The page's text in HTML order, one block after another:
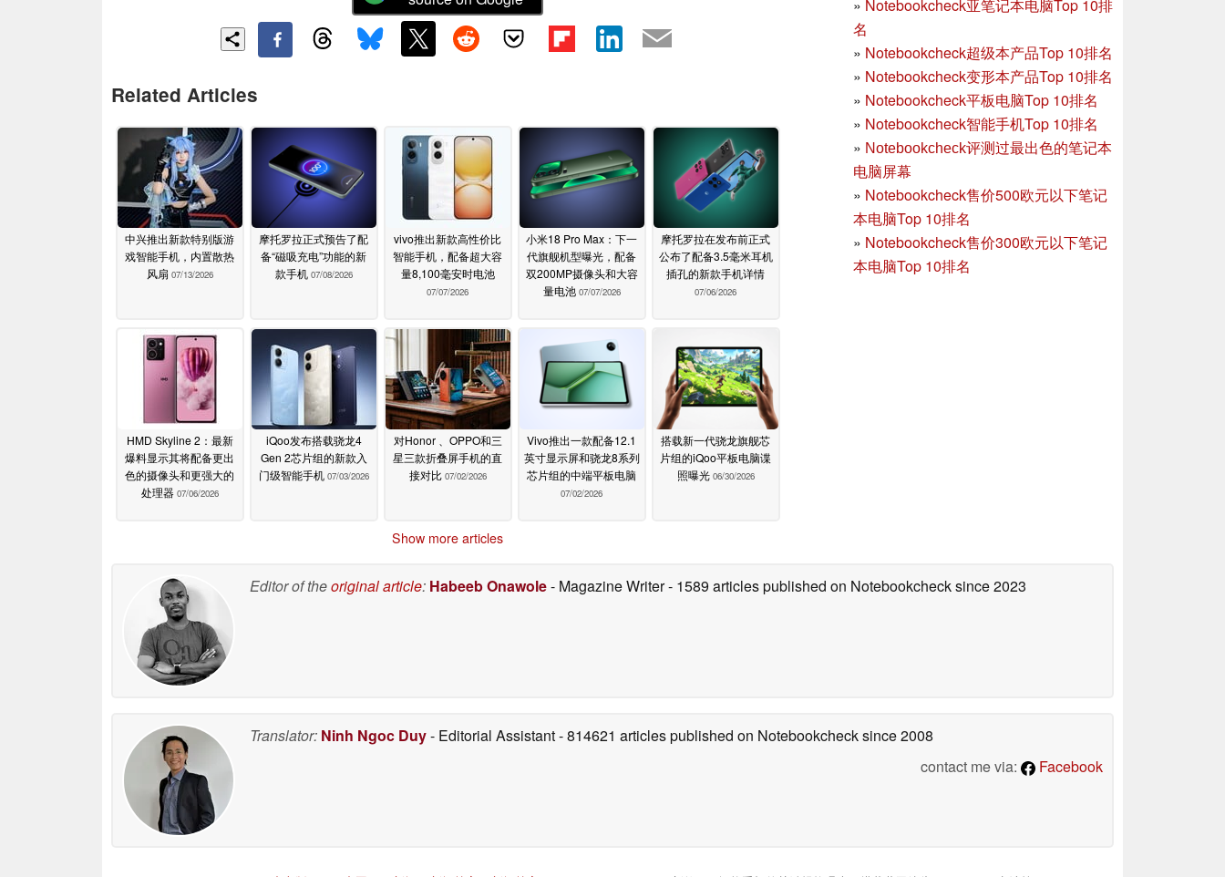
» Notebookcheck亚笔记本电脑Top 10排
名
» Notebookcheck超级本产品Top 10排名
» Notebookcheck变形本产品Top 10排名
» Notebookcheck平板电脑Top 10排名
» Notebookcheck智能手机Top 10排名
» Notebookcheck评测过最出色的笔记本
电脑屏幕
» Notebookcheck售价500欧元以下笔记
本电脑Top 10排名
» Notebookcheck售价300欧元以下笔记
本电脑Top 10排名
Related Articles
中兴推出新款特别版游
戏智能手机，内置散热
风扇 07/13/2026
摩托罗拉正式预告了配
备“磁吸充电”功能的新
款手机 07/08/2026
vivo推出新款高性价比
智能手机，配备超大容
量8,100毫安时电池
07/07/2026
小米18 Pro Max：下一
代旗舰机型曝光，配备
双200MP摄像头和大容
量电池 07/07/2026
摩托罗拉在发布前正式
公布了配备3.5毫米耳机
插孔的新款手机详情
07/06/2026
HMD Skyline 2：最新
爆料显示其将配备更出
色的摄像头和更强大的
处理器 07/06/2026
iQoo发布搭载骁龙4
Gen 2芯片组的新款入
门级智能手机 07/03/2026
对Honor 、OPPO和三
星三款折叠屏手机的直
接对比 07/02/2026
Vivo推出一款配备12.1
英寸显示屏和骁龙8系列
芯片组的中端平板电脑
07/02/2026
搭载新一代骁龙旗舰芯
片组的iQoo平板电脑谍
照曝光 06/30/2026
Show more articles
Editor of theoriginal article: Habeeb Onawole- Magazine Writer- 1589 articles published on Notebookchecksince 2023
Translator: Ninh Ngoc Duy- Editorial Assistant- 814621 articles published on Notebookchecksince 2008
contact me via:
Facebook